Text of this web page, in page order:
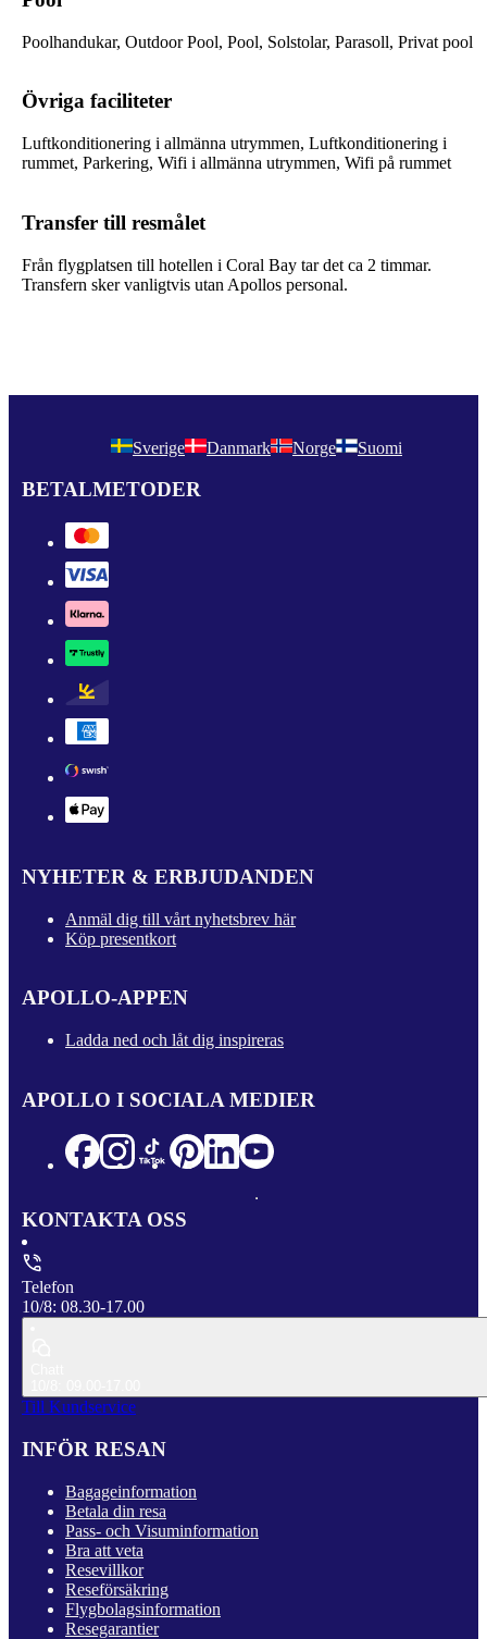
Poolhandukar, Outdoor Pool, Pool, Solstolar, Parasoll, Privat pool
Övriga faciliteter
Luftkonditionering i allmänna utrymmen, Luftkonditionering i
rummet, Parkering, Wifi i allmänna utrymmen, Wifi på rummet
Transfer till resmålet
Från flygplatsen till hotellen i Coral Bay tar det ca 2 timmar.
Transfern sker vanligtvis utan Apollos personal.
Sverige Danmark Norge Suomi
BETALMETODER
NYHETER & ERBJUDANDEN
Anmäl dig till vårt nyhetsbrev här
Köp presentkort
APOLLO-APPEN
Ladda ned och låt dig inspireras
APOLLO I SOCIALA MEDIER
KONTAKTA OSS
Telefon
10/8: 08.30-17.00
Till Kundservice
INFÖR RESAN
Bagageinformation
Betala din resa
Pass- och Visuminformation
Bra att veta
Resevillkor
Reseförsäkring
Flygbolagsinformation
Resegarantier